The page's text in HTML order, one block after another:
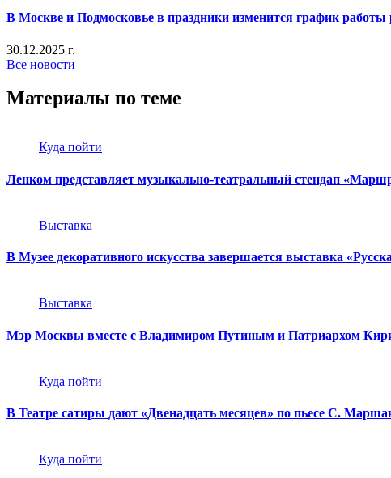
В Москве и Подмосковье в праздники изменится график работы
30.12.2025 г.
Все новости
Материалы по теме
Куда пойти
Ленком представляет музыкально-театральный стендап
Выставка
В Музее декоративного искусства завершается выставка
Выставка
Мэр Москвы вместе с Владимиром Путиным и Патриархом
Куда пойти
В Театре сатиры дают «Двенадцать месяцев» по пьесе С.
Куда пойти